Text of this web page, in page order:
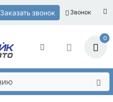
Заказать звонок Звонок
0